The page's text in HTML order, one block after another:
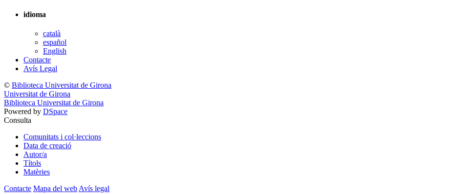
idioma
català
español
English
Contacte
Avís Legal
© Biblioteca Universitat de Girona
Universitat de Girona
Biblioteca Universitat de Girona
Powered by DSpace
Consulta
Comunitats i col·leccions
Data de creació
Autor/a
Títols
Matèries
Contacte Mapa del web Avís legal